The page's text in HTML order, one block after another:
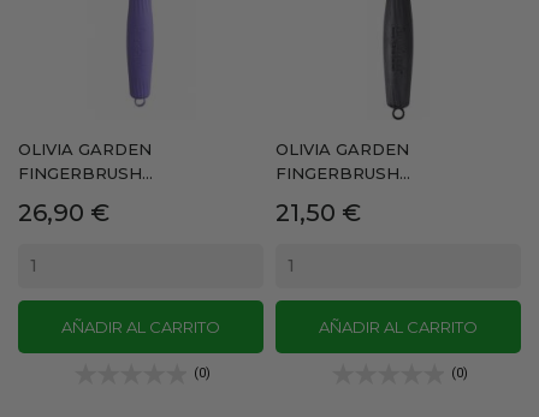
OLIVIA GARDEN
FINGERBRUSH...
Precio
26,90 €
AÑADIR AL CARRITO
(0)
OLIVIA GARDEN
FINGERBRUSH...
Precio
21,50 €
AÑADIR AL CARRITO
(0)